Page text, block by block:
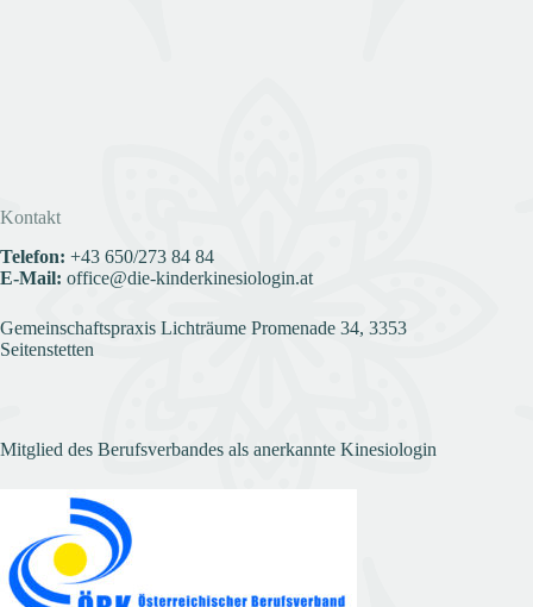
Kontakt
Telefon: +43 650/273 84 84
E-Mail: office@die-kinderkinesiologin.at
Gemeinschaftspraxis Lichträume Promenade 34, 3353
Seitenstetten
Mitglied des Berufsverbandes als anerkannte Kinesiologin